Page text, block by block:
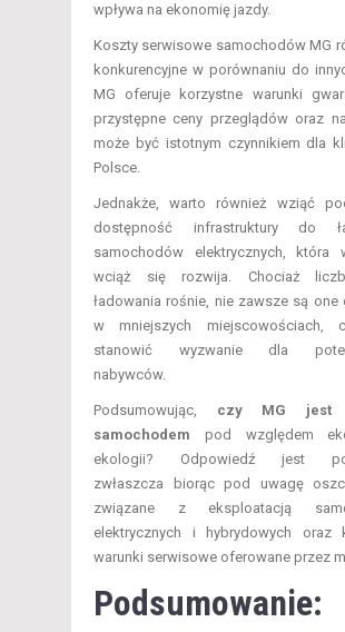
wpływa na ekonomię jazdy.
Koszty serwisowe samochodów MG
konkurencyjne w porównaniu do
MG oferuje korzystne warunki
przystępne ceny przeglądów oraz
może być istotnym czynnikiem dla
Polsce.
Jednakże, warto również wziąć
dostępność infrastruktury do
samochodów elektrycznych, która
wciąż się rozwija. Chociaż
ładowania rośnie, nie zawsze są one
w mniejszych miejscowościach,
stanowić wyzwanie dla
nabywców.
Podsumowując, czy MG jest
samochodem pod względem
ekologii? Odpowiedź jest
zwłaszcza biorąc pod uwagę
związane z eksploatacją
elektrycznych i hybrydowych oraz
warunki serwisowe oferowane przez